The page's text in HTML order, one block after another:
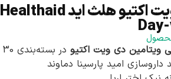
قرص دی ویت اکتیو هلث اید Healthaid
ویتامین دی ویت اکتیو در بسته‌بندی 30 عددی
داروسازی امید پارسینا دماوند